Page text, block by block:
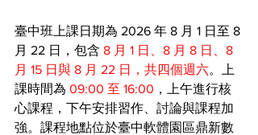
臺中班上課日期為 2026 年 8 月 1 日至 8
月 22 日，包含 8 月 1 日、8 月 8 日、8
月 15 日與 8 月 22 日，共四個週六。上
課時間為 09:00 至 16:00 ，上午進行核
心課程，下午安排習作、討論與課程加
強。課程地點位於臺中軟體園區鼎新數